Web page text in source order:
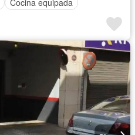
Cocina equipada